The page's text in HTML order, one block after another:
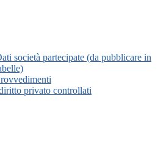
società partecipate (da pubblicare in
privato controllati